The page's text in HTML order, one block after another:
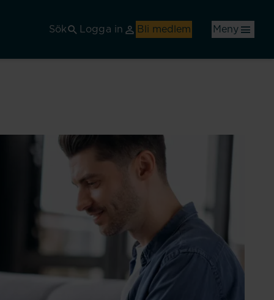
Sök
Logga in Bli medlem Meny